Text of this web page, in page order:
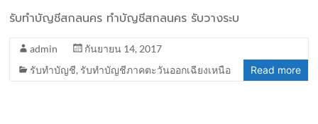
รับทำบัญชีสกลนคร ทำบัญชีสกลนคร รับวางระบ
admin
กันยายน 14, 2017
รับทำบัญชี, รับทำบัญชีภาคตะวันออกเฉียงเหนือ Read more